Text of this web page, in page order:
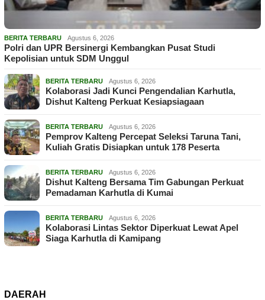
BERITA TERBARU Agustus 6, 2026
Polri dan UPR Bersinergi Kembangkan Pusat Studi
Kepolisian untuk SDM Unggul
BERITA TERBARU Agustus 6, 2026
Kolaborasi Jadi Kunci Pengendalian Karhutla,
Dishut Kalteng Perkuat Kesiapsiagaan
BERITA TERBARU Agustus 6, 2026
Pemprov Kalteng Percepat Seleksi Taruna Tani,
Kuliah Gratis Disiapkan untuk 178 Peserta
BERITA TERBARU Agustus 6, 2026
Dishut Kalteng Bersama Tim Gabungan Perkuat
Pemadaman Karhutla di Kumai
BERITA TERBARU Agustus 6, 2026
Kolaborasi Lintas Sektor Diperkuat Lewat Apel
Siaga Karhutla di Kamipang
DAERAH